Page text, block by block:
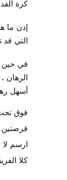
كرة
إذن ما
التي قد
في حين
الرهان
أسهل
فوق
فرصتين
ارسم لا
كلا